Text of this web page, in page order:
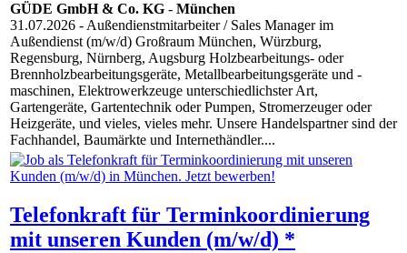
GÜDE GmbH & Co. KG - München
31.07.2026 - Außendienstmitarbeiter / Sales Manager im
Außendienst (m/w/d) Großraum München, Würzburg,
Regensburg, Nürnberg, Augsburg Holzbearbeitungs- oder
Brennholzbearbeitungsgeräte, Metallbearbeitungsgeräte und -
maschinen, Elektrowerkzeuge unterschiedlichster Art,
Gartengeräte, Gartentechnik oder Pumpen, Stromerzeuger oder
Heizgeräte, und vieles, vieles mehr. Unsere Handelspartner sind der
Fachhandel, Baumärkte und Internethändler....
Telefonkraft für Terminkoordinierung
mit unseren Kunden (m/w/d) *